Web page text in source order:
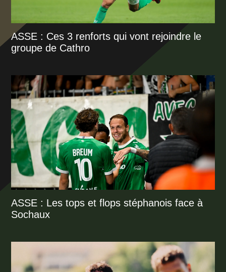
ASSE : Ces 3 renforts qui vont rejoindre le
groupe de Cathro
ASSE : Les tops et flops stéphanois face à
Sochaux